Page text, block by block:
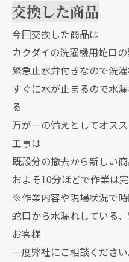
交換した商品
今回交換した商品は
カクダイの洗濯機用蛇口
緊急止水弁付きなので洗
すぐに水が止まるので水
る
万が一の備えとしてオスス
工事は
既設分の撤去から新しい
およそ10分ほどで作業は完
※作業内容や現場状況で時
蛇口から水漏れしている
お客様
一度弊社にご相談ください